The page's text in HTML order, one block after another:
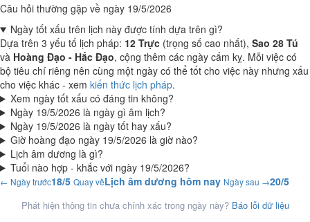
Câu hỏi thường gặp về ngày 19/5/2026
Ngày tốt xấu trên lịch này được tính dựa trên gì?
Dựa trên 3 yếu tố lịch pháp: 12 Trực (trọng số cao nhất), Sao 28 Tú
và Hoàng Đạo - Hắc Đạo, cộng thêm các ngày cấm kỵ. Mỗi việc có
bộ tiêu chí riêng nên cùng một ngày có thể tốt cho việc này nhưng xấu
cho việc khác - xem kiến thức lịch pháp.
Xem ngày tốt xấu có đáng tin không?
Ngày 19/5/2026 là ngày gì âm lịch?
Ngày 19/5/2026 là ngày tốt hay xấu?
Giờ hoàng đạo ngày 19/5/2026 là giờ nào?
Lịch âm dương là gì?
Tuổi nào hợp - khắc với ngày 19/5/2026?
← Ngày trước18/5 Quay vềLịch âm dương hôm nay Ngày sau →20/5
Phát hiện thông tin chưa chính xác trong ngày này? Báo lỗi dữ liệu